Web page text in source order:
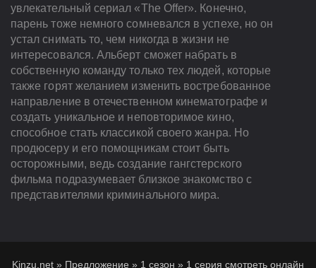
увлекательный сериал «The Offer». Конечно,
парень тоже немного сомневался в успехе, но он
устал снимать то, чем никогда в жизни не
интересовался. Альберт сможет набрать в
собственную команду только тех людей, которые
также горят желанием изменить востребованное
направление в отечественном кинематографе и
создать уникальное и неповторимое кино,
способное стать классикой своего жанра. Но
продюсеру и его помощникам стоит быть
осторожными, ведь создание гангстерского
фильма подразумевает близкое знакомство с
представителями криминального мира.
Kinzu.net » Предложение » 1 сезон » 1 серия смотреть онлайн